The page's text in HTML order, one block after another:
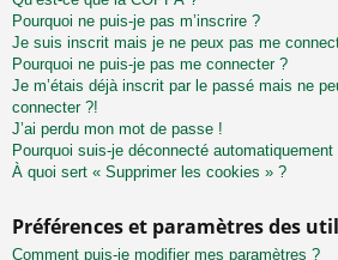
Pourquoi ne puis-je pas m’inscrire ?
Je suis inscrit mais je ne peux pas me
Pourquoi ne puis-je pas me connecter ?
Je m’étais déjà inscrit par le passé mais ne
connecter ?!
J’ai perdu mon mot de passe !
Pourquoi suis-je déconnecté automatiquement
À quoi sert « Supprimer les cookies » ?
Préférences et paramètres des
Comment puis-je modifier mes paramètres ?